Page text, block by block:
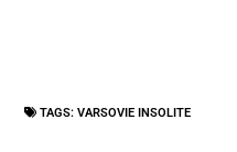
TAGS:VARSOVIE INSOLITE